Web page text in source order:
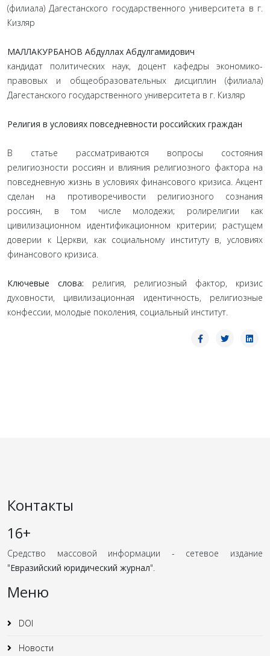
(филиала) Дагестанского государственного университета в г.
Кизляр
МАЛЛАКУРБАНОВ Абдуллах Абдулгамидович
кандидат политических наук, доцент кафедры экономико-
правовых и общеобразовательных дисциплин (филиала)
Дагестанского государственного университета в г. Кизляр
Религия в условиях повседневности российских граждан
В статье рассматриваются вопросы состояния
религиозности россиян и влияния религиозного фактора на
повседневную жизнь в условиях финансового кризиса. Акцент
сделан на противоречивости религиозного сознания
россиян, в том числе молодежи; ролирелигии как
цивилизационном идентификационном критерии; растущем
доверии к Церкви, как социальному институту в, условиях
финансового кризиса.
Ключевые слова: религия, религиозный фактор, кризис
духовности, цивилизационная идентичность, религиозные
конфессии, молодые поколения, социальный институт.
Контакты
16+
Средство массовой информации - сетевое издание
"Евразийский юридический журнал".
Меню
DOI
Новости